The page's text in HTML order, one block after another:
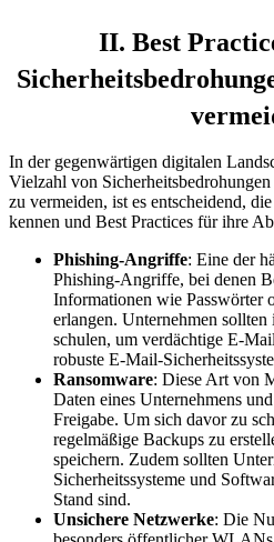
II. Best
In der gegenwärtigen digitalen
Vielzahl von
zu vermeiden, ist es entscheidend,
kennen und Best Practices für ihre
Phishing-Angriffe: Eine der
Phishing-Angriffe, bei denen
Informationen wie Passwörter
erlangen. Unternehmen
schulen, um verdächtige E-
robuste E-Mail-
Ransomware: Diese Art von
Daten eines Unternehmens
Freigabe. Um sich davor zu
regelmäßige Backups zu
speichern. Zudem sollten
Sicherheitssysteme und
Stand sind.
Unsichere Netzwerke: Die